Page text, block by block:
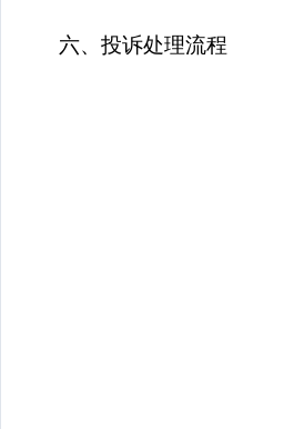
六、投诉处理流程